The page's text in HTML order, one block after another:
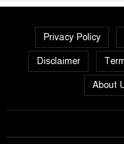
পালিত
দক্ষতা
জুলাই
Privacy Policy
Disclaimer
About